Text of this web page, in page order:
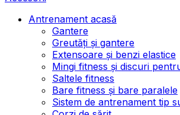
Antrenament acasă
Gantere
Greutăți și gantere
Extensoare și benzi elastice
Mingi fitness și discuri
Saltele fitness
Bare fitness și bare paralele
Sistem de antrenament tip